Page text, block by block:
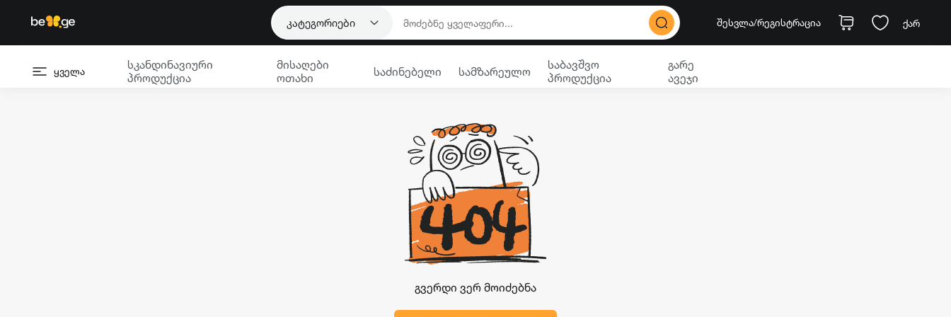
კატეგორიები შესვლა/რეგისტრაცია ქარ
ყველა
სკანდინავიური
პროდუქცია
მისაღები
ოთახი
საძინებელი სამზარეულო
საბავშვო
პროდუქცია
გარე
ავეჯი
გვერდი ვერ მოიძებნა